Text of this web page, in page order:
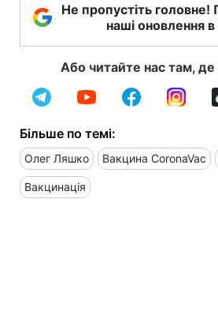
Не пропустіть головне!
наші оновлення
Або читайте нас там, де
Більше по темі:
Олег Ляшко Вакцина CoronaVac
Вакцинація